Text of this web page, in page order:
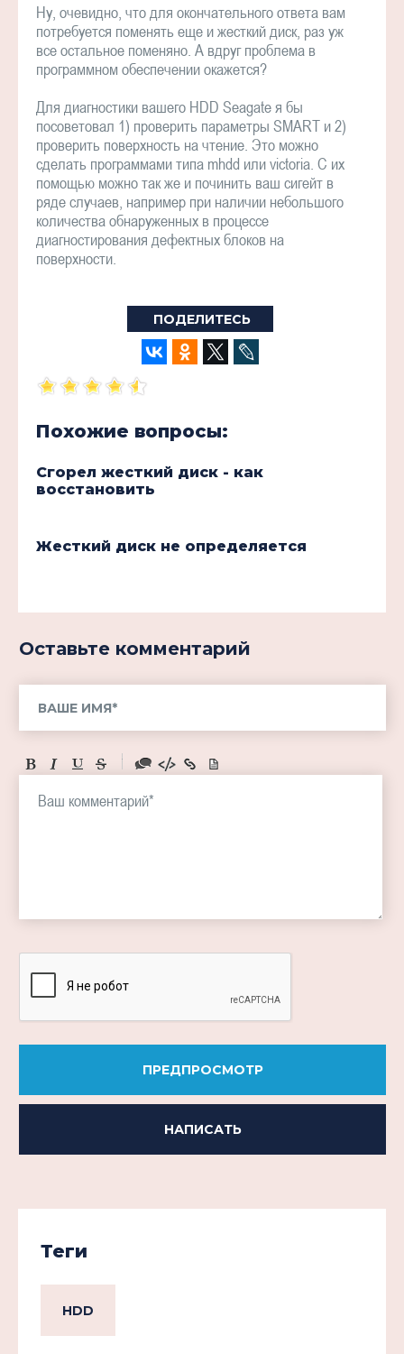
Ну, очевидно, что для окончательного ответа вам
потребуется поменять еще и жесткий диск, раз уж
все остальное поменяно. А вдруг проблема в
программном обеспечении окажется?
Для диагностики вашего HDD Seagate я бы
посоветовал 1) проверить параметры SMART и 2)
проверить поверхность на чтение. Это можно
сделать программами типа mhdd или victoria. С их
помощью можно так же и починить ваш сигейт в
ряде случаев, например при наличии небольшого
количества обнаруженных в процессе
диагностирования дефектных блоков на
поверхности.
ПОДЕЛИТЕСЬ
Похожие вопросы:
Сгорел жесткий диск - как
восстановить
Жесткий диск не определяется
Оставьте комментарий
-
-
-
ПРЕДПРОСМОТР
НАПИСАТЬ
Теги
HDD